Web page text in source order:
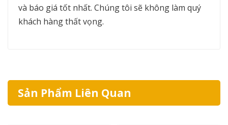
và báo giá tốt nhất. Chúng tôi sẽ không làm quý
khách hàng thất vọng.
Sản Phẩm Liên Quan